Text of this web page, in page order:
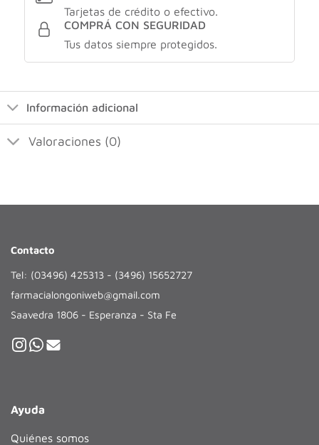
Tarjetas de crédito o efectivo.
COMPRÁ CON SEGURIDAD
Tus datos siempre protegidos.
Información adicional
Valoraciones (0)
Contacto
Tel: (03496) 425313 - (3496) 15652727
farmacialongoniweb@gmail.com
Saavedra 1806 - Esperanza - Sta Fe
Ayuda
Quiénes somos